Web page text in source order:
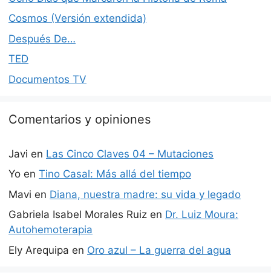
Cosmos (Versión extendida)
Después De…
TED
Documentos TV
Comentarios y opiniones
Javi en Las Cinco Claves 04 – Mutaciones
Yo en Tino Casal: Más allá del tiempo
Mavi en Diana, nuestra madre: su vida y legado
Gabriela Isabel Morales Ruiz en Dr. Luiz Moura:
Autohemoterapia
Ely Arequipa en Oro azul – La guerra del agua